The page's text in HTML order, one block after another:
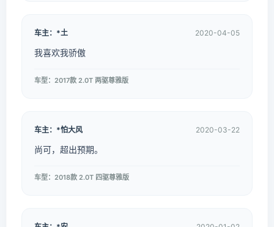
车主：*土 2020-04-05
我喜欢我骄傲
车型：2017款 2.0T 两驱尊雅版
车主：*怕大风 2020-03-22
尚可，超出预期。
车型：2018款 2.0T 四驱尊雅版